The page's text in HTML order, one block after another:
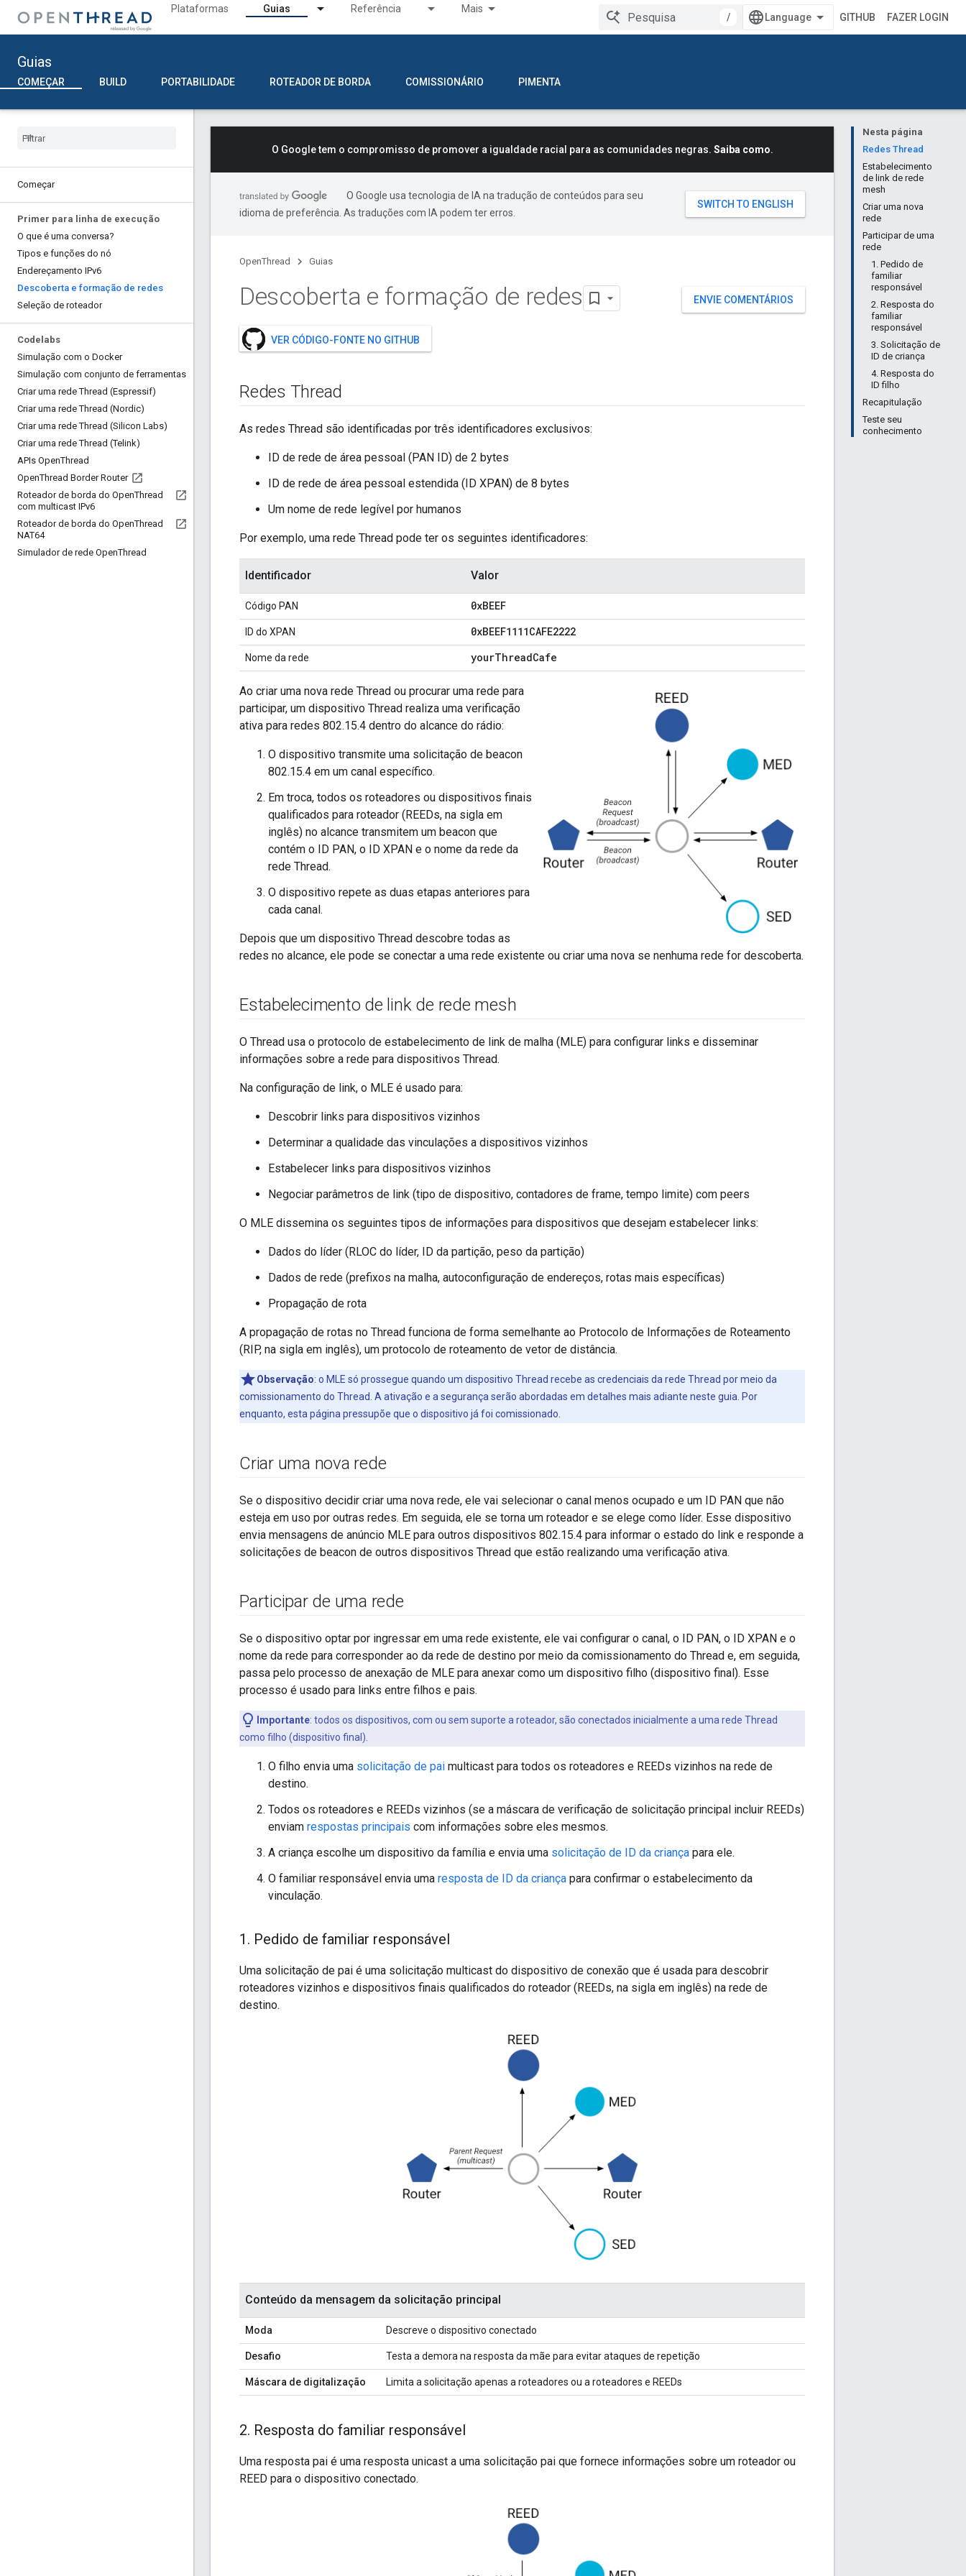
Plataformas Guias Referência Mais
/ GITHUB FAZER LOGIN
Guias
COMEÇAR BUILD PORTABILIDADE ROTEADOR DE BORDA COMISSIONÁRIO PIMENTA
Começar
Primer para linha de execução
O que é uma conversa?
Tipos e funções do nó
Endereçamento IPv6
Descoberta e formação de redes
Seleção de roteador
Codelabs
Simulação com o Docker
Simulação com conjunto de ferramentas
Criar uma rede Thread (Espressif)
Criar uma rede Thread (Nordic)
Criar uma rede Thread (Silicon Labs)
Criar uma rede Thread (Telink)
APIs OpenThread
OpenThread Border Router
Roteador de borda do OpenThread
com multicast IPv6
Roteador de borda do OpenThread
NAT64
Simulador de rede OpenThread
Nesta página
Redes Thread
Estabelecimento
de link de rede
mesh
Criar uma nova
rede
Participar de uma
rede
1. Pedido de
familiar
responsável
2. Resposta do
familiar
responsável
3. Solicitação de
ID de criança
4. Resposta do
ID filho
Recapitulação
Teste seu
conhecimento
O Google tem o compromisso de promover a igualdade racial para as comunidades negras. Saiba como.
O Google usa tecnologia de IA na tradução de conteúdos para seu
idioma de preferência. As traduções com IA podem ter erros.
OpenThread Guias
ENVIE COMENTÁRIOS
Descoberta e formação de redes
VER CÓDIGO-FONTE NO GITHUB
Redes Thread
As redes Thread são identificadas por três identificadores exclusivos:
ID de rede de área pessoal (PAN ID) de 2 bytes
ID de rede de área pessoal estendida (ID XPAN) de 8 bytes
Um nome de rede legível por humanos
Por exemplo, uma rede Thread pode ter os seguintes identificadores:
Identificador Valor
Código PAN 0xBEEF
ID do XPAN 0xBEEF1111CAFE2222
Nome da rede yourThreadCafe
Ao criar uma nova rede Thread ou procurar uma rede para
participar, um dispositivo Thread realiza uma verificação
ativa para redes 802.15.4 dentro do alcance do rádio:
O dispositivo transmite uma solicitação de beacon
802.15.4 em um canal específico.
Em troca, todos os roteadores ou dispositivos finais
qualificados para roteador (REEDs, na sigla em
inglês) no alcance transmitem um beacon que
contém o ID PAN, o ID XPAN e o nome da rede da
rede Thread.
O dispositivo repete as duas etapas anteriores para
cada canal.
Depois que um dispositivo Thread descobre todas as
redes no alcance, ele pode se conectar a uma rede existente ou criar uma nova se nenhuma rede for descoberta.
Estabelecimento de link de rede mesh
O Thread usa o protocolo de estabelecimento de link de malha (MLE) para configurar links e disseminar
informações sobre a rede para dispositivos Thread.
Na configuração de link, o MLE é usado para:
Descobrir links para dispositivos vizinhos
Determinar a qualidade das vinculações a dispositivos vizinhos
Estabelecer links para dispositivos vizinhos
Negociar parâmetros de link (tipo de dispositivo, contadores de frame, tempo limite) com peers
O MLE dissemina os seguintes tipos de informações para dispositivos que desejam estabelecer links:
Dados do líder (RLOC do líder, ID da partição, peso da partição)
Dados de rede (prefixos na malha, autoconfiguração de endereços, rotas mais específicas)
Propagação de rota
A propagação de rotas no Thread funciona de forma semelhante ao Protocolo de Informações de Roteamento
(RIP, na sigla em inglês), um protocolo de roteamento de vetor de distância.
Observação: o MLE só prossegue quando um dispositivo Thread recebe as credenciais da rede Thread por meio da
comissionamento do Thread. A ativação e a segurança serão abordadas em detalhes mais adiante neste guia. Por
enquanto, esta página pressupõe que o dispositivo já foi comissionado.
Criar uma nova rede
Se o dispositivo decidir criar uma nova rede, ele vai selecionar o canal menos ocupado e um ID PAN que não
esteja em uso por outras redes. Em seguida, ele se torna um roteador e se elege como líder. Esse dispositivo
envia mensagens de anúncio MLE para outros dispositivos 802.15.4 para informar o estado do link e responde a
solicitações de beacon de outros dispositivos Thread que estão realizando uma verificação ativa.
Participar de uma rede
Se o dispositivo optar por ingressar em uma rede existente, ele vai configurar o canal, o ID PAN, o ID XPAN e o
nome da rede para corresponder ao da rede de destino por meio da comissionamento do Thread e, em seguida,
passa pelo processo de anexação de MLE para anexar como um dispositivo filho (dispositivo final). Esse
processo é usado para links entre filhos e pais.
Importante: todos os dispositivos, com ou sem suporte a roteador, são conectados inicialmente a uma rede Thread
como filho (dispositivo final).
O filho envia uma solicitação de pai multicast para todos os roteadores e REEDs vizinhos na rede de
destino.
Todos os roteadores e REEDs vizinhos (se a máscara de verificação de solicitação principal incluir REEDs)
enviam respostas principais com informações sobre eles mesmos.
A criança escolhe um dispositivo da família e envia uma solicitação de ID da criança para ele.
O familiar responsável envia uma resposta de ID da criança para confirmar o estabelecimento da
vinculação.
1 . Pedido de familiar responsável
Uma solicitação de pai é uma solicitação multicast do dispositivo de conexão que é usada para descobrir
roteadores vizinhos e dispositivos finais qualificados do roteador (REEDs, na sigla em inglês) na rede de
destino.
Conteúdo da mensagem da solicitação principal
Moda Descreve o dispositivo conectado
Desafio Testa a demora na resposta da mãe para evitar ataques de repetição
Máscara de digitalização Limita a solicitação apenas a roteadores ou a roteadores e REEDs
2. Resposta do familiar responsável
Uma resposta pai é uma resposta unicast a uma solicitação pai que fornece informações sobre um roteador ou
REED para o dispositivo conectado.